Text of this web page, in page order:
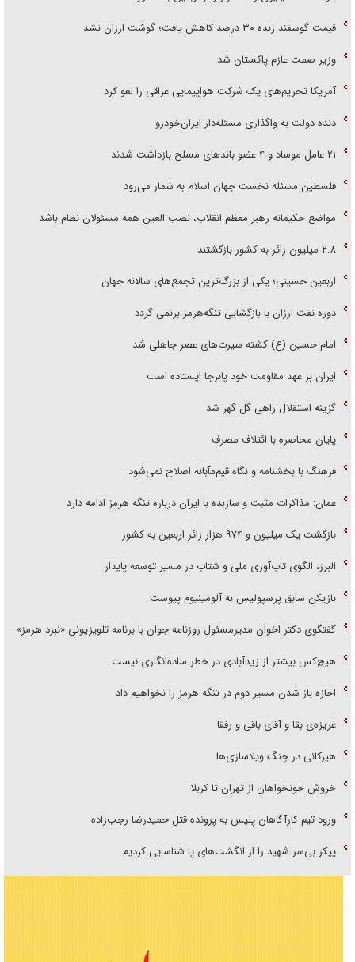
قیمت گوسفند زنده ۳۰ درصد کاهش یافت؛ گوشت ارزان نشد
وزیر صمت عازم پاکستان شد
آمریکا تحریم‌های یک شرکت هواپیمایی عراقی را لغو کرد
دنده دولت به واگذاری مسئله‌دار ایران‌خودرو
۲۱ عامل موساد و ۴ عضو باند‌های مسلح بازداشت شدند
فلسطین مسئله نخست جهان اسلام به شمار می‌رود
مواضع حکیمانه رهبر معظم انقلاب، نصب العین همه مسئولان نظام باشد
۲.۸ میلیون زائر به کشور بازگشتند
اربعین حسینی؛ یکی از بزرگ‌ترین تجمع‌های سالانه جهان
دوره نفت ارزان با بازگشایی تنگه‌هرمز برنمی گردد
امام حسین (ع) کشته سیرت‌های عصر جاهلی شد
ایران بر عهد مقاومت خود پابرجا ایستاده است
گزینه استقلال راهی گل گهر شد
پایان محاصره با ائتلاف مصرف
فرهنگ با بخشنامه و نگاه قیم‌مآبانه اصلاح نمی‌شود
عمان: مذاکرات مثبت و سازنده با ایران درباره تنگه هرمز ادامه دارد
بازگشت یک میلیون و ۹۷۴ هزار زائر اربعین به کشور
البرز، الگوی تاب‌آوری ملی و شتاب در مسیر توسعه پایدار
بازیکن سابق پرسپولیس به آلومینیوم پیوست
گفتگوی دکتر اخوان مدیرمسئول روزنامه جوان با برنامه تلویزیونی «نبرد هرمز»
هیچ‌کس بیشتر از زیدآبادی در خطر ساده‌انگاری نیست
اجازه باز شدن مسیر دوم در تنگه هرمز را نخواهیم داد
غریزه‌ی بقا و آقای باقی و رفقا
هیرکانی در چنگ ویلاسازی‌ها
خروش خونخواهان از تهران تا کربلا
ورود تیم کارآگاهان پلیس به پرونده قتل حمیدرضا رجب‌زاده
پیکر بی‌سر شهید را از انگشت‌های پا شناسایی کردیم